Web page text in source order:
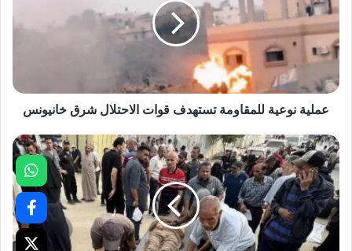
عملية نوعية للمقاومة تستهدف قوات الاحتلال شرق خانيونس